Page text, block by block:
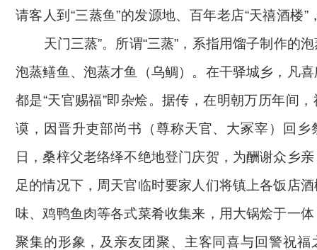
请客人到 “三蒸鱼”的发源地、百年老店“天禧酒楼”
天门三蒸”。所谓“三蒸”，系指用馏子制作的
泡蒸鳝鱼、泡蒸才鱼（乌鲷）。在干驿城乡，凡
都是“天官赐福”即杂烩。据传，在明朝万历年间
谟，因晋升吏部尚书（尊称天官、大冢宰）回乡
日，桑梓父老络绎不绝地登门庆贺，为酬谢众乡
足的情况下，周天官临时要家人们将镇上各饭店
味、鸡鸭鱼肉等各式菜肴收集来，用大锅烩于一
聚集的形象，及亲友团聚、主客同喜与回警祝福